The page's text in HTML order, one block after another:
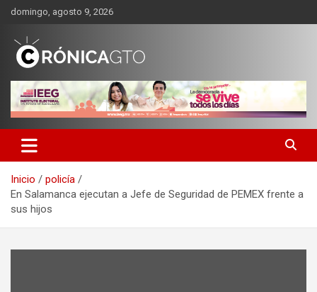
Saltar
contenido
domingo, agosto 9, 2026
CRONICA GUANAJUATO
Inicio
policía
En Salamanca ejecutan a Jefe de Seguridad de PEMEX frente a
sus hijos